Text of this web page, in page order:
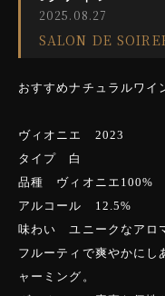
2025.08.27
SALON DE
おすすめナチュラルワイ
ヴィオニエ 2023
タイプ 白
品種 ヴィオニエ100%
アルコール 12.5%
味わい ユニークなアロ
フルーティで爽やかにし
ャーミング。